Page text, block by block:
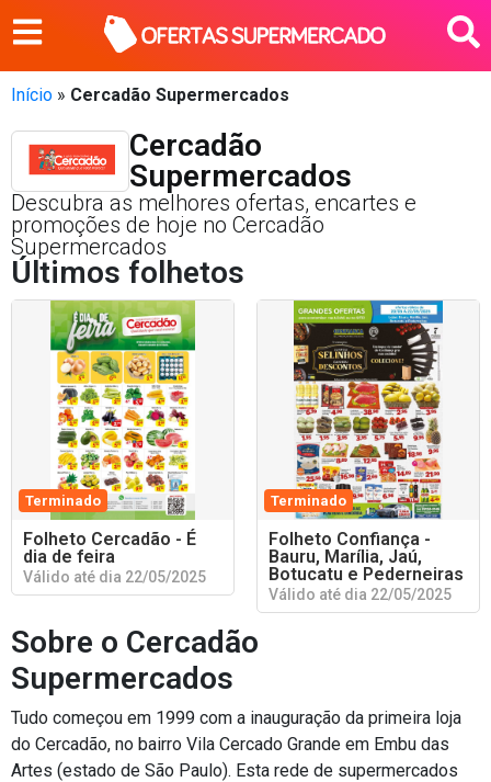
Início » Cercadão Supermercados
Cercadão
Supermercados
Descubra as melhores ofertas, encartes e
promoções de hoje no Cercadão
Supermercados
Últimos folhetos
Terminado
Folheto Cercadão - É
dia de feira
Válido até dia 22/05/2025
Terminado
Folheto Confiança -
Bauru, Marília, Jaú,
Botucatu e Pederneiras
Válido até dia 22/05/2025
Sobre o Cercadão
Supermercados
Tudo começou em 1999 com a inauguração da primeira loja
do Cercadão, no bairro Vila Cercado Grande em Embu das
Artes (estado de São Paulo). Esta rede de supermercados